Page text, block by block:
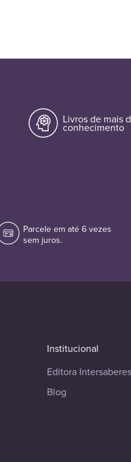
Livros de mais
conhecimento
Parcele em até 6 vezes
sem juros.
Institucional
Editora Intersaberes
Blog